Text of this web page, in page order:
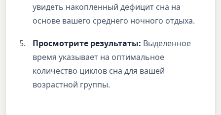
увидеть накопленный дефицит сна на
основе вашего среднего ночного отдыха.
Просмотрите результаты: Выделенное
время указывает на оптимальное
количество циклов сна для вашей
возрастной группы.